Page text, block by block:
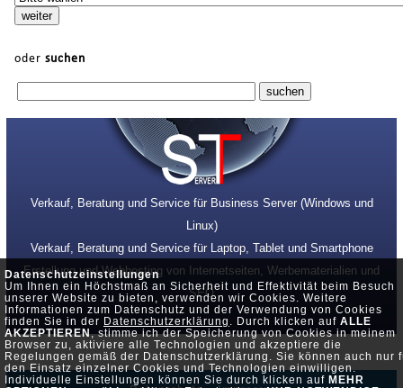
Datenschutzeinstellungen
Um Ihnen ein Höchstmaß an Sicherheit und Effektivität beim Besuch
unserer Website zu bieten, verwenden wir Cookies. Weitere
Informationen zum Datenschutz und der Verwendung von Cookies
finden Sie in der Datenschutzerklärung . Durch klicken auf ALLE
AKZEPTIEREN, stimme ich der Speicherung von Cookies in meinem
Browser zu, aktiviere alle Technologien und akzeptiere die
Regelungen gemäß der Datenschutzerklärung. Sie können auch nur
den Einsatz einzelner Cookies und Technologien einwilligen.
Individuelle Einstellungen können Sie durch klicken auf MEHR
oder suchen
Verkauf, Beratung und Service für Business Server (Windows und
Linux)
Verkauf, Beratung und Service für Laptop, Tablet und Smartphone
Erstellung und Webhosting von Internetseiten, Werbematerialien und
SEO